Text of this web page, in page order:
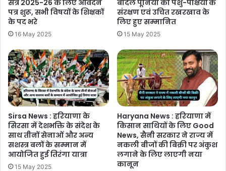
सत्र 2025-26 के लिए आवेदन
पत्र शुरू, सभी विषयों के शिक्षकों
के पद भरे
16 May 2025
बादल पूनिया को पशु-पक्षियों के
संरक्षण एवं उचित रखरखाव के
लिए हुए सम्मानित
15 May 2025
Sirsa News : हरियाणा के
सिरसा में देशभक्ति के संदेश के
साथ तीनों सेनाओं और अन्य
सशस्त्र बलों के सम्मान में
आयोजित हुई तिरंगा यात्रा
15 May 2025
Haryana News : हरियाणा में
किसान साथियों के लिए Good
News, सैनी सरकार ने राज्य में
नकली बीजों की बिक्री पर अंकुश
लगाने के लिए लाएगी नया
कानून